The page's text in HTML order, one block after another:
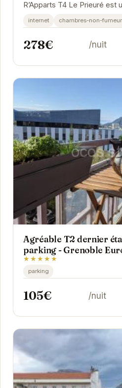
R’Apparts T4 Le Prieuré est
spacieux et confortable. Il
internet chambres-non-
278€ /nuit
Agréable T2 dernier
parking - Grenoble
★★★★★
parking
105€ /nuit